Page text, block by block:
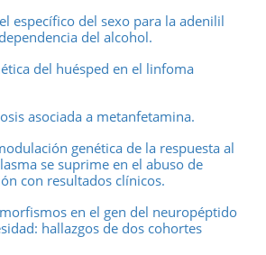
específico del sexo para la adenilil
del alcohol.
del huésped en el linfoma
asociada a metanfetamina.
genética de la respuesta al
se suprime en el abuso de
con resultados clínicos.
en el gen del neuropéptido
hallazgos de dos cohortes